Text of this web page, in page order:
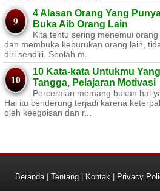
4 Alasan Orang Yang
Buka Aib Orang Lain
Kita tentu sering menemui
dan membuka keburukan orang lain,
diri sendiri. Seolah m...
10 Kata-kata Untukmu
Tangga, Pelajaran Motivasi
Perceraian memang bukan hal
Hal itu cenderung terjadi karena
oleh keegoisan dan r...
Beranda | Tentang | Kontak | Privacy